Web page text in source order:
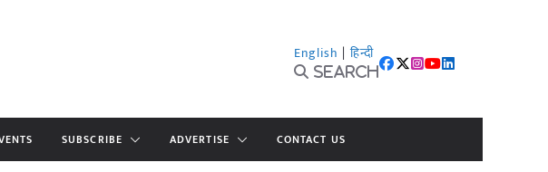
English | हिन्दी
Search
SUBSCRIBE ADVERTISE CONTACT US